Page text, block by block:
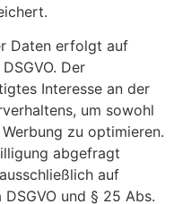
Daten erfolgt auf
Der
Interesse an der
um sowohl
zu optimieren.
abgefragt
auf
und § 25 Abs.